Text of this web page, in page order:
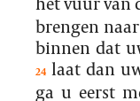
brengen
binnen dat
24 laat dan
ga u eerst